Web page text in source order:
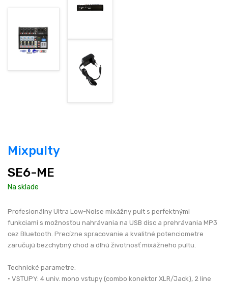
obchod@rhsound.sk
Mixpulty
SE6-ME
Na sklade
Profesionálny Ultra Low-Noise mixážny pult s perfektnými
funkciami s možnosťou nahrávania na USB disc a prehrávania MP3
cez Bluetooth. Precízne spracovanie a kvalitné potenciometre
zaručujú bezchybný chod a dlhú životnosť mixážneho pultu.
Technické parametre:
• VSTUPY: 4 univ. mono vstupy (combo konektor XLR/Jack), 2 line